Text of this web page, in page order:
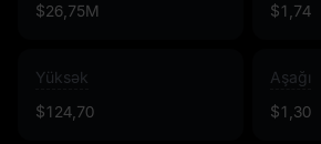
$26,75M
$1,74
Yüksək
$124,70
Aşağı
$1,30